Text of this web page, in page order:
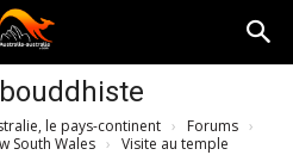
le pays-continent › Forums ›
South Wales › Visite au temple